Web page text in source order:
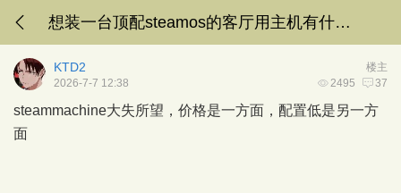
想装一台顶配steamos的客厅用主机有什么坑？
楼主
KTD2
2495 37
2026-7-7 12:38
steammachine大失所望，价格是一方面，配置低是另一方
面